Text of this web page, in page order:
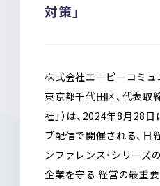
対策」
株式会社エーピーコミュ
東京都千代田区、代表取
社」）は、2024年8月28
ブ配信で開催される、日
ンファレンス・シリーズ
企業を守る 経営の最重